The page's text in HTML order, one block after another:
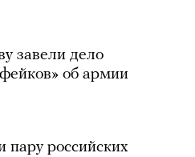
завели дело
об армии
российских